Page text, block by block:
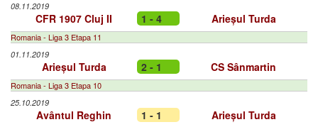
08.11.2019
CFR 1907 Cluj II 1 - 4 Arieșul Turda
Romania - Liga 3 Etapa 11
01.11.2019
Arieșul Turda 2 - 1 CS Sânmartin
Romania - Liga 3 Etapa 10
25.10.2019
Avântul Reghin 1 - 1 Arieșul Turda